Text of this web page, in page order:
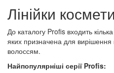
Лінійки
До каталогу Profis входить
яких призначена для
волоссям.
Найпопулярніші серії Profis: